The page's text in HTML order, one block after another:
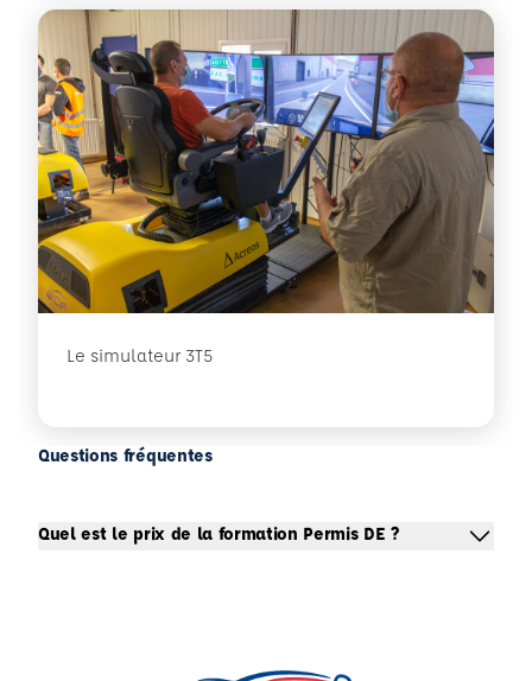
Le simulateur 3T5
Questions fréquentes
Quel est le prix de la formation Permis DE ?